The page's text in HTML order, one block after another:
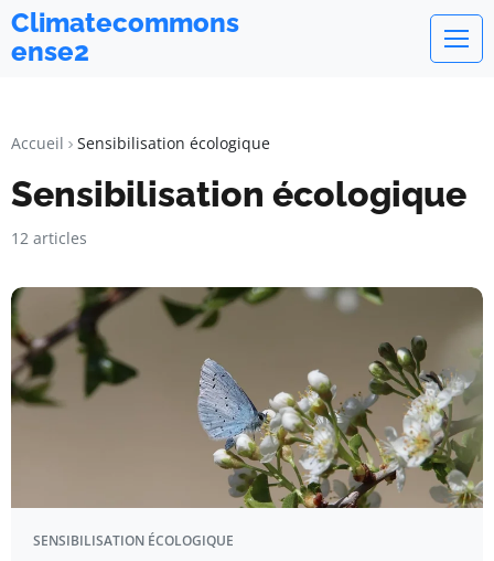
Climatecommons
ense2
Accueil Sensibilisation écologique
Sensibilisation écologique
12 articles
SENSIBILISATION ÉCOLOGIQUE